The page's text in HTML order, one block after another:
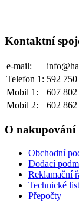
Kontaktní
e-mail:
Telefon 1: 592
Mobil 1:
607
Mobil 2:
602 862
O nakupování
Obchodní
Dodací
Reklamační
Technické
Přepočty